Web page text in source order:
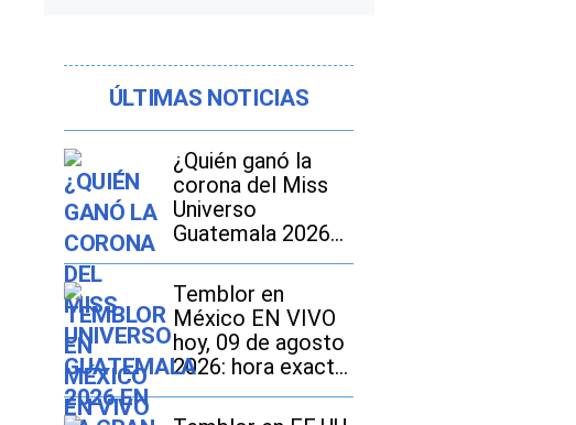
ÚLTIMAS NOTICIAS
¿Quién ganó la
corona del Miss
Universo
Guatemala 2026
en la gran final?
Temblor en
México EN VIVO
hoy, 09 de agosto
2026: hora exacta,
magnitud y dónde
fue el epicentro